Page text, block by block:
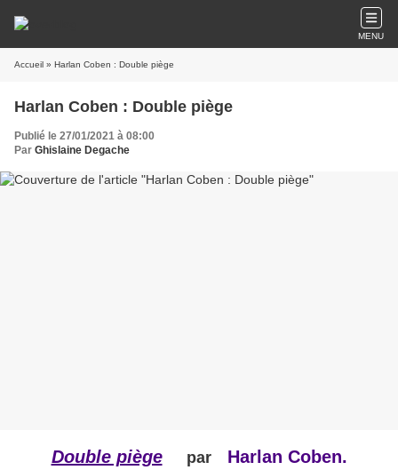
MENU
Accueil » Harlan Coben : Double piège
Harlan Coben : Double piège
Publié le 27/01/2021 à 08:00
Par Ghislaine Degache
Double piège par Harlan Coben.